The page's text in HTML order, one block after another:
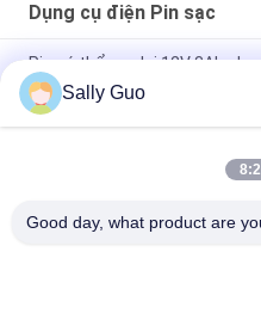
Dụng cụ điện Pin sạc
Pin có thể sạc lại 12V 3Ah
Pin Lithium, 18650 11.1 V
Xe Ô tô
LiFePO4 Dụng cụ điện Pin
Sally Guo
Good day, what product are